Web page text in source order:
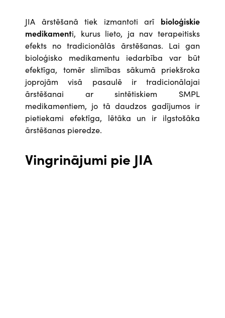
JIA ārstēšanā tiek izmantoti arī bioloģiskie
medikamenti, kurus lieto, ja nav terapeitisks
efekts no tradicionālās ārstēšanas. Lai gan
bioloģisko medikamentu iedarbība var būt
efektīga, tomēr slimības sākumā priekšroka
joprojām visā pasaulē ir tradicionālajai
ārstēšanai ar sintētiskiem SMPL
medikamentiem, jo tā daudzos gadījumos ir
pietiekami efektīga, lētāka un ir ilgstošāka
ārstēšanas pieredze.
Vingrinājumi pie JIA